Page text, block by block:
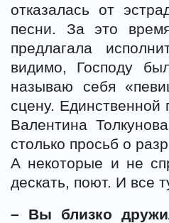
отказалась от
песни. За это
предлагала
видимо, Господу
называю себя
сцену. Единственной
Валентина
столько просьб о
А некоторые и не
дескать, поют. И все
– Вы близко